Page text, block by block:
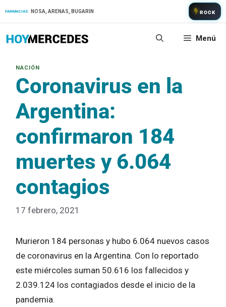
FARMACIAS: NOSA, ARENAS, BUGARIN ROCK
Menú
Coronavirus en la
Argentina:
confirmaron 184
muertes y 6.064
contagios
17 febrero, 2021
Murieron 184 personas y hubo 6.064 nuevos casos
de coronavirus en la Argentina. Con lo reportado
este miércoles suman 50.616 los fallecidos y
2.039.124 los contagiados desde el inicio de la
pandemia.